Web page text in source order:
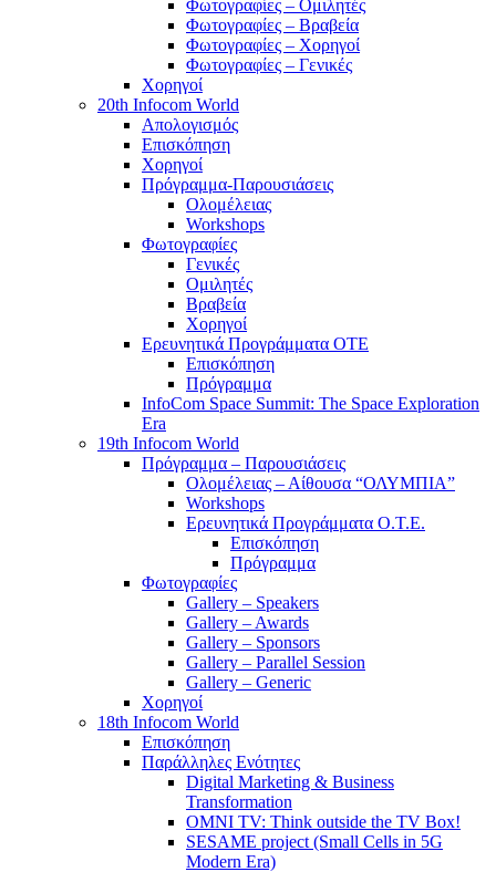
Φωτογραφίες – Ομιλητές
Φωτογραφίες – Βραβεία
Φωτογραφίες – Χορηγοί
Φωτογραφίες – Γενικές
Χορηγοί
20th Infocom World
Απολογισμός
Επισκόπηση
Χορηγοί
Πρόγραμμα-Παρουσιάσεις
Ολομέλειας
Workshops
Φωτογραφίες
Γενικές
Ομιλητές
Βραβεία
Χορηγοί
Ερευνητικά Προγράμματα ΟΤΕ
Επισκόπηση
Πρόγραμμα
InfoCom Space Summit: The Space Exploration
Era
19th Infocom World
Πρόγραμμα – Παρουσιάσεις
Ολομέλειας – Αίθουσα “ΟΛΥΜΠΙΑ”
Workshops
Ερευνητικά Προγράμματα Ο.Τ.Ε.
Επισκόπηση
Πρόγραμμα
Φωτογραφίες
Gallery – Speakers
Gallery – Awards
Gallery – Sponsors
Gallery – Parallel Session
Gallery – Generic
Χορηγοί
18th Infocom World
Επισκόπηση
Παράλληλες Ενότητες
Digital Marketing & Business
Transformation
OMNI TV: Think outside the TV Box!
SESAME project (Small Cells in 5G
Modern Era)